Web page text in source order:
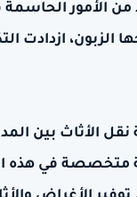
الأمور
الزبون، ازدادت
الأثاث بين
متخصصة في